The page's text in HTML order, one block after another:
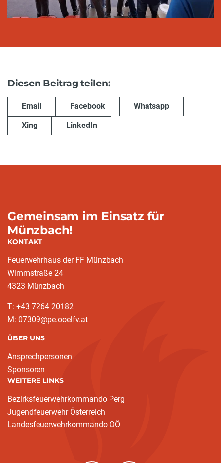
Diesen Beitrag teilen:
Email Facebook Whatsapp
Xing LinkedIn
Gemeinsam im Einsatz für
Münzbach!
KONTAKT
Feuerwehrhaus der FF Münzbach
Wimmstraße 24
4323 Münzbach
T: +43 7264 20182
M: 07309@pe.ooelfv.at
ÜBER UNS
Ansprechpersonen
Sponsoren
WEITERE LINKS
Bezirksfeuerwehrkommando Perg
Jugendfeuerwehr Österreich
Landesfeuerwehrkommando OÖ